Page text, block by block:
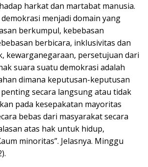
harkat dan martabat manusia.
menjadi domain yang
berkumpul, kebebasan
berbicara, inklusivitas dan
kewarganegaraan, persetujuan dari
suara suatu demokrasi adalah
dimana keputusan-keputusan
secara langsung atau tidak
pada kesepakatan mayoritas
bebas dari masyarakat secara
atas hak untuk hidup,
minoritas”. Jelasnya. Minggu